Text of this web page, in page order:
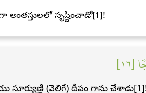
సృష్టించాడో[1]!
(వెలిగే) దీపం గాను చేశాడు[1]!